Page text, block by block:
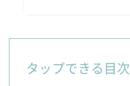
タップできる目次